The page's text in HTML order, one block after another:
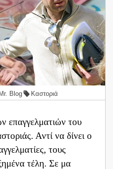
Mr. Blog Καστοριά
επαγγελματιών του
Αντί να δίνει ο
τους
τέλη. Σε μα